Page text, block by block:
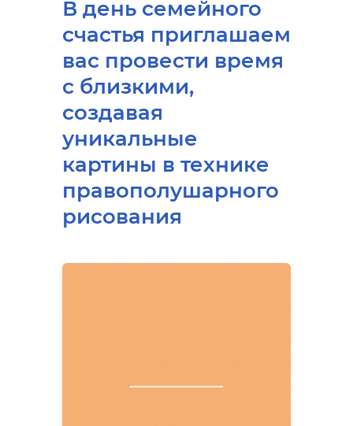
В день семейного
счастья приглашаем
вас провести время
с близкими,
создавая
уникальные
картины в технике
правополушарного
рисования